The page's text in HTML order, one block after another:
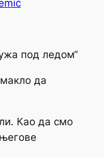
под ледом“
да
Као да смо